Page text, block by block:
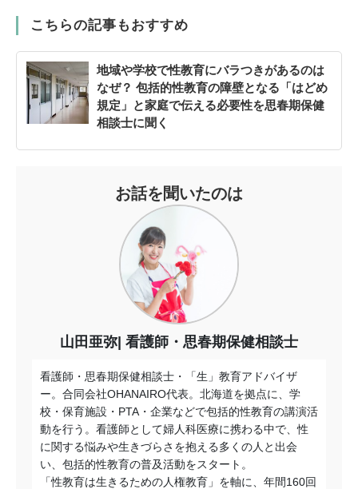
こちらの記事もおすすめ
地域や学校で性教育にバラつきがあるのは
なぜ？ 包括的性教育の障壁となる「はどめ
規定」と家庭で伝える必要性を思春期保健
相談士に聞く
お話を聞いたのは
山田亜弥 看護師・思春期保健相談士
看護師・思春期保健相談士・「生」教育アドバイザ
ー。 合同会社OHANAIRO代表。北海道を拠点に、学
校・ 保育施設・PTA・企業などで包括的性教育の講演活
動を行う。 看護師として婦人科医療に携わる中で、性
に関する悩みや生きづらさを抱える多くの人と出会
い、 包括的性教育の普及活動をスタート。
「性教育は生きるための人権教育」を軸に、 年間160回